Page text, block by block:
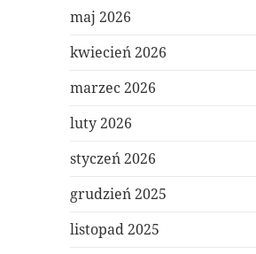
maj 2026
kwiecień 2026
marzec 2026
luty 2026
styczeń 2026
grudzień 2025
listopad 2025